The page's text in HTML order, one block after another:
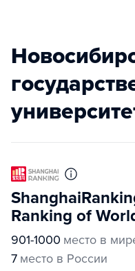
Новосибирский
Ranking of
901-1000 место в
7 место в России